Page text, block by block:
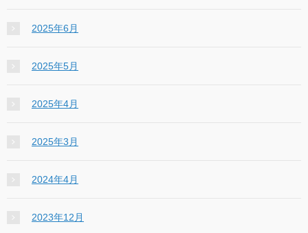
2025年6月
2025年5月
2025年4月
2025年3月
2024年4月
2023年12月